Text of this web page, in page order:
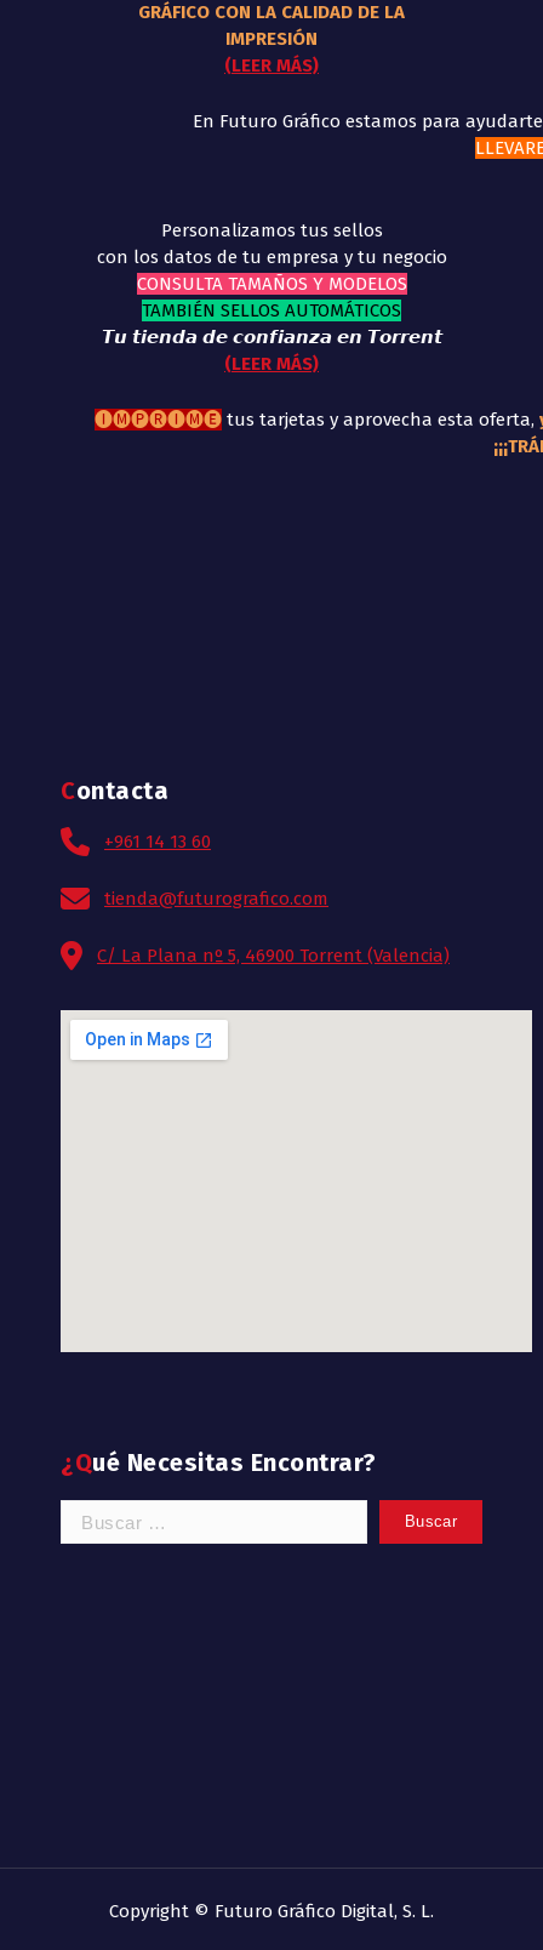
GRÁFICO CON LA CALIDAD DE LA
IMPRESIÓN
(LEER MÁS)
En Futuro Gráfico estamos para
Personalizamos tus sellos
con los datos de tu empresa y tu negocio
CONSULTA TAMAÑOS Y MODELOS
TAMBIÉN SELLOS AUTOMÁTICOS
𝙏𝙪 𝙩𝙞𝙚𝙣𝙙𝙖 𝙙𝙚 𝙘𝙤𝙣𝙛𝙞𝙖𝙣𝙯𝙖 𝙚𝙣 𝙏𝙤𝙧𝙧𝙚𝙣𝙩
(LEER MÁS)
🅘🅜🅟🅡🅘🅜🅔tus tarjetas y aprovecha esta oferta,
Contacta
+961 14 13 60
tienda@futurografico.com
C/ La Plana nº 5, 46900 Torrent (Valencia)
¿Qué Necesitas Encontrar?
Buscar:
Copyright © Futuro Gráfico Digital, S. L.